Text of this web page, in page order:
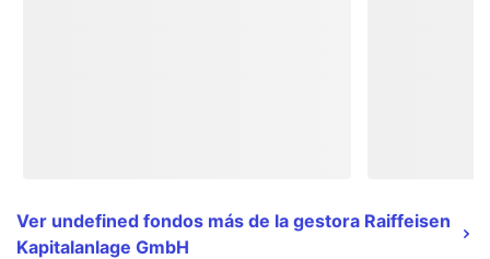
Ver undefined fondos más de la gestora Raiffeisen
Kapitalanlage GmbH